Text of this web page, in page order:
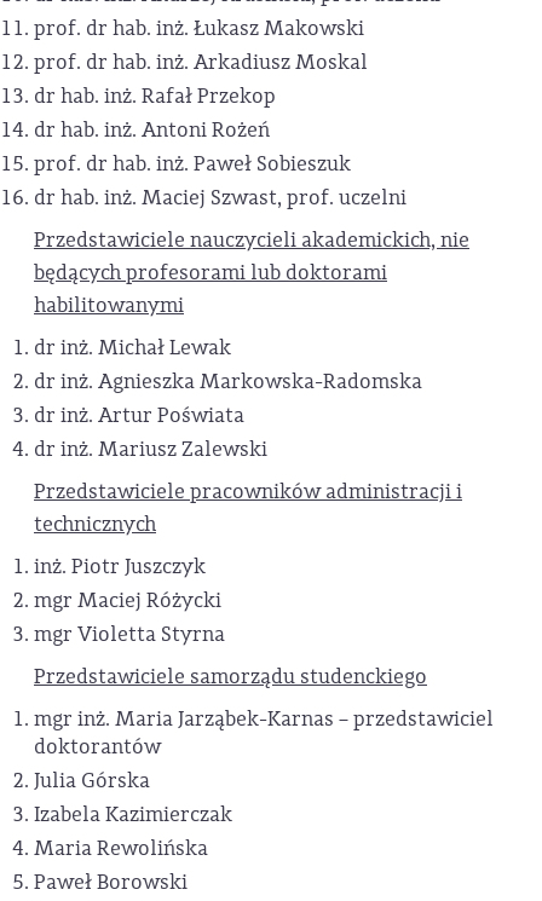
prof. dr hab. inż. Łukasz Makowski
prof. dr hab. inż. Arkadiusz Moskal
dr hab. inż. Rafał Przekop
dr hab. inż. Antoni Rożeń
prof. dr hab. inż. Paweł Sobieszuk
dr hab. inż. Maciej Szwast, prof. uczelni
Przedstawiciele nauczycieli akademickich, nie
będących profesorami lub doktorami
habilitowanymi
dr inż. Michał Lewak
dr inż. Agnieszka Markowska-Radomska
dr inż. Artur Poświata
dr inż. Mariusz Zalewski
Przedstawiciele pracowników administracji i
technicznych
inż. Piotr Juszczyk
mgr Maciej Różycki
mgr Violetta Styrna
Przedstawiciele samorządu studenckiego
mgr inż. Maria Jarząbek-Karnas – przedstawiciel
doktorantów
Julia Górska
Izabela Kazimierczak
Maria Rewolińska
Paweł Borowski